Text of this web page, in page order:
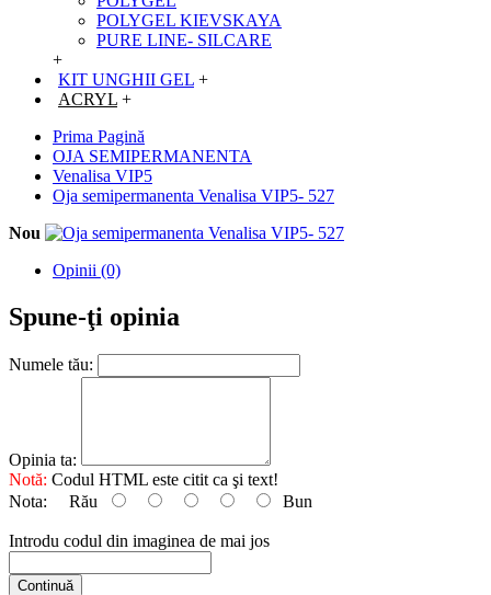
POLYGEL KIEVSKAYA
PURE LINE- SILCARE
+
KIT UNGHII GEL +
ACRYL +
Prima Pagină
OJA SEMIPERMANENTA
Venalisa VIP5
Oja semipermanenta Venalisa VIP5- 527
Nou
Opinii (0)
Spune-ţi opinia
Numele tău:
Opinia ta:
Notă: Codul HTML este citit ca şi text!
Nota: Rău Bun
Introdu codul din imaginea de mai jos
Continuă